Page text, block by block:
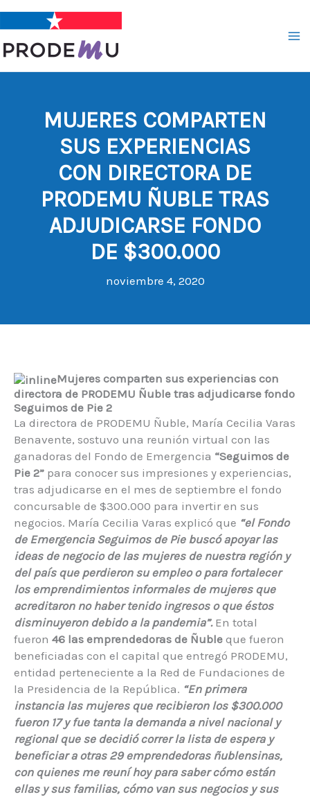
contenido
MUJERES COMPARTEN
SUS EXPERIENCIAS
CON DIRECTORA DE
PRODEMU ÑUBLE TRAS
ADJUDICARSE FONDO
DE $300.000
noviembre 4, 2020
Mujeres comparten sus experiencias con
directora de PRODEMU Ñuble tras adjudicarse fondo
Seguimos de Pie 2
La directora de PRODEMU Ñuble, María Cecilia Varas
Benavente, sostuvo una reunión virtual con las
ganadoras del Fondo de Emergencia “Seguimos de
Pie 2” para conocer sus impresiones y experiencias,
tras adjudicarse en el mes de septiembre el fondo
concursable de $300.000 para invertir en sus
negocios. María Cecilia Varas explicó que “el Fondo
de Emergencia Seguimos de Pie buscó apoyar las
ideas de negocio de las mujeres de nuestra región y
del país que perdieron su empleo o para fortalecer
los emprendimientos informales de mujeres que
acreditaron no haber tenido ingresos o que éstos
disminuyeron debido a la pandemia”.En total
fueron 46 las emprendedoras de Ñuble que fueron
beneficiadas con el capital que entregó PRODEMU,
entidad perteneciente a la Red de Fundaciones de
la Presidencia de la República. “En primera
instancia las mujeres que recibieron los $300.000
fueron 17 y fue tanta la demanda a nivel nacional y
regional que se decidió correr la lista de espera y
beneficiar a otras 29 emprendedoras ñublensinas,
con quienes me reuní hoy para saber cómo están
ellas y sus familias, cómo van sus negocios y sus